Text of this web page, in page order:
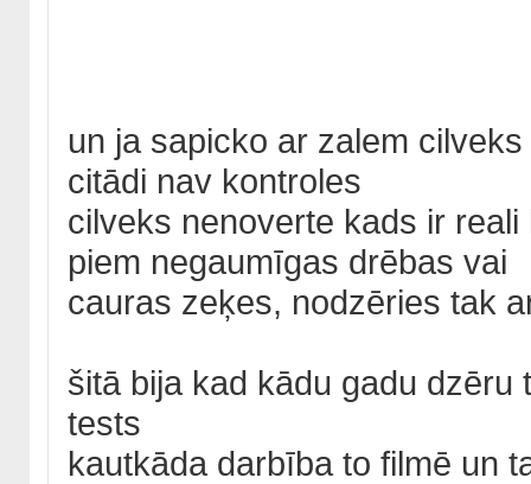
un ja sapicko ar zalem
citādi nav kontroles
cilveks nenoverte kads ir
piem negaumīgas drēbas vai
cauras zeķes, nodzēries tak
šitā bija kad kādu gadu dzēru
tests
kautkāda darbība to filmē un